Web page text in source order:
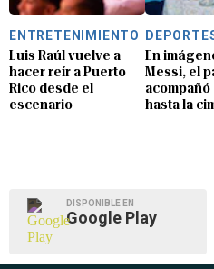
ENTRETENIMIENTO
Luis Raúl vuelve a
hacer reír a Puerto
Rico desde el
escenario
En
Messi, el
acompañó
hasta la
DISPONIBLE EN
Google Play